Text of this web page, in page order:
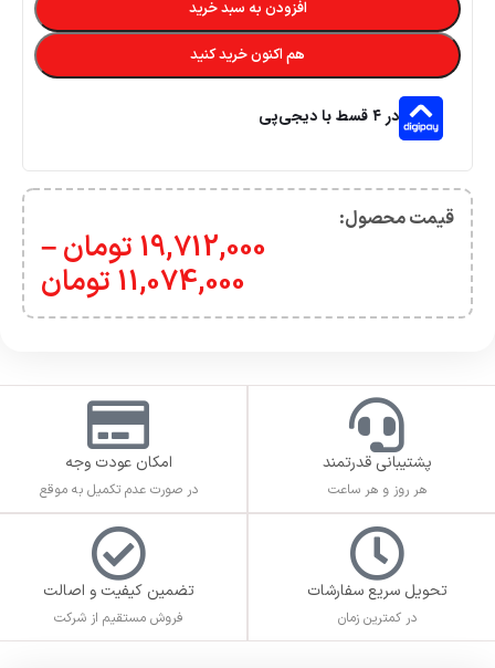
افزودن به سبد خرید
هم اکنون خرید کنید
در ۴ قسط با دیجی‌پی
قیمت محصول:​
19,712,000 تومان–
11,074,000 تومان
پشتیبانی قدرتمند
هر روز و هر ساعت
امکان عودت وجه
در صورت عدم تکمیل به موقع
تحویل سریع سفارشات
در کمترین زمان
تضمین کیفیت و اصالت
فروش مستقیم از شرکت